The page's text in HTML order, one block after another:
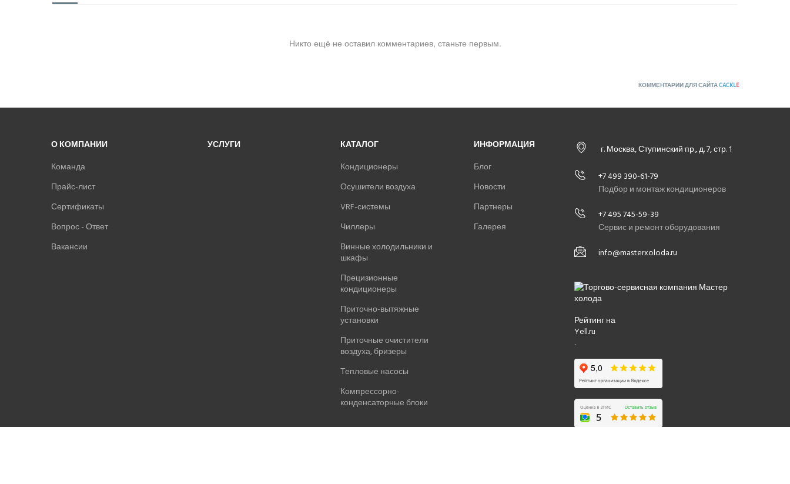
Никто ещё не оставил комментариев, станьте первым.
КОММЕНТАРИИ ДЛЯ САЙТАCACKLE
О КОМПАНИИ
Команда
Прайс-лист
Сертификаты
Вопрос - Ответ
Вакансии
УСЛУГИ
КАТАЛОГ
Кондиционеры
Осушители воздуха
VRF-системы
Чиллеры
Винные холодильники и
шкафы
Прецизионные
кондиционеры
Приточно-вытяжные
установки
Приточные очистители
воздуха, бризеры
Тепловые насосы
Компрессорно-
конденсаторные блоки
ИНФОРМАЦИЯ
Блог
Новости
Партнеры
Галерея
г. Москва, Ступинский пр., д. 7, стр. 1
+7 499 390-61-79
Подбор и монтаж кондиционеров
+7 495 745-59-39
Сервис и ремонт оборудования
info@masterxoloda.ru
Рейтинг на
Yell.ru
.